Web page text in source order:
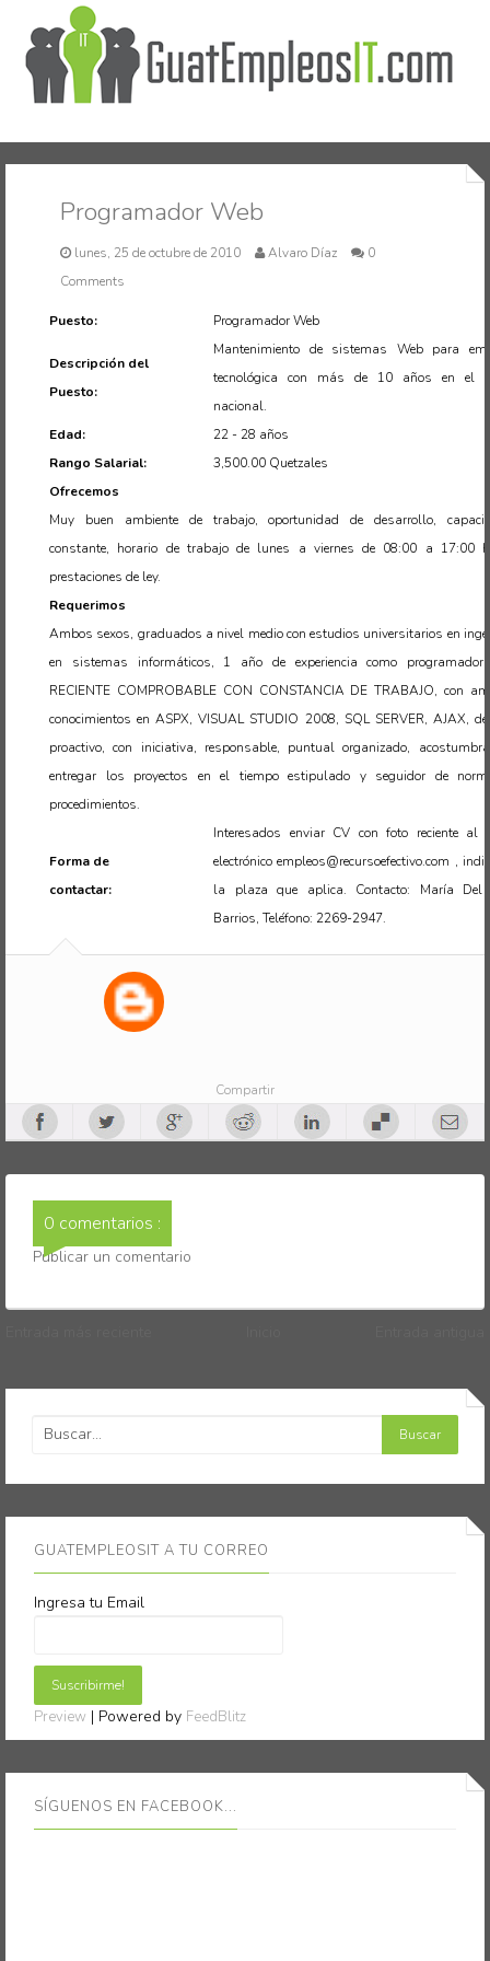
Inicio
Programador Web
lunes, 25 de octubre de 2010 Alvaro Díaz
0
Comments
Puesto: Programador Web
Descripción del
Puesto:
Mantenimiento de sistemas Web para
tecnológica con más de 10 años en el
nacional.
Edad:
22 - 28 años
Rango Salarial:
3,500.00 Quetzales
Ofrecemos
Muy buen ambiente de trabajo, oportunidad de desarrollo,
constante, horario de trabajo de lunes a viernes de 08:00 a 17:00
prestaciones de ley.
Requerimos
Ambos sexos, graduados a nivel medio con estudios universitarios en
en sistemas informáticos, 1 año de experiencia como programador
RECIENTE COMPROBABLE CON CONSTANCIA DE TRABAJO, con
conocimientos en ASPX, VISUAL STUDIO 2008, SQL SERVER, AJAX,
proactivo, con iniciativa, responsable, puntual organizado,
entregar los proyectos en el tiempo estipulado y seguidor de
procedimientos.
Forma de
contactar:
Interesados enviar CV con foto reciente al
electrónico empleos@recursoefectivo.com ,
la plaza que aplica. Contacto: María Del
Barrios, Teléfono: 2269-2947.
Compartir
0 comentarios :
Publicar un comentario
GUATEMPLEOSIT A TU CORREO
Ingresa tu Email
Preview | Powered by FeedBlitz
SÍGUENOS EN FACEBOOK...